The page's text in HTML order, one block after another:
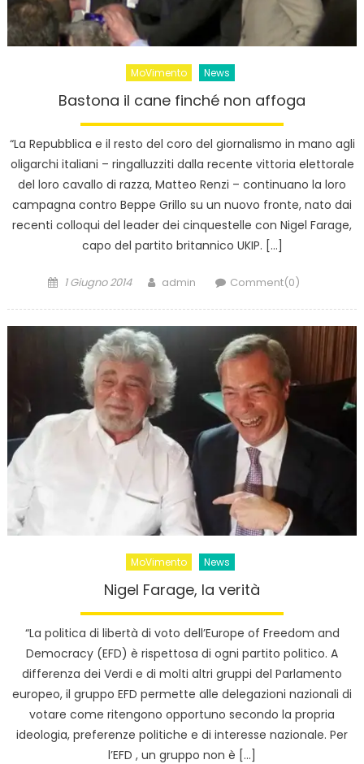
MoVimento News
Bastona il cane finché non affoga
“La Repubblica e il resto del coro del giornalismo in mano agli
oligarchi italiani – ringalluzziti dalla recente vittoria elettorale
del loro cavallo di razza, Matteo Renzi – continuano la loro
campagna contro Beppe Grillo su un nuovo fronte, nato dai
recenti colloqui del leader dei cinquestelle con Nigel Farage,
capo del partito britannico UKIP. […]
Posted
1 Giugno 2014 Author
admin Comment(0)
MoVimento News
Nigel Farage, la verità
“La politica di libertà di voto dell’Europe of Freedom and
Democracy (EFD) è rispettosa di ogni partito politico. A
differenza dei Verdi e di molti altri gruppi del Parlamento
europeo, il gruppo EFD permette alle delegazioni nazionali di
votare come ritengono opportuno secondo la propria
ideologia, preferenze politiche e di interesse nazionale. Per
l’EFD , un gruppo non è […]